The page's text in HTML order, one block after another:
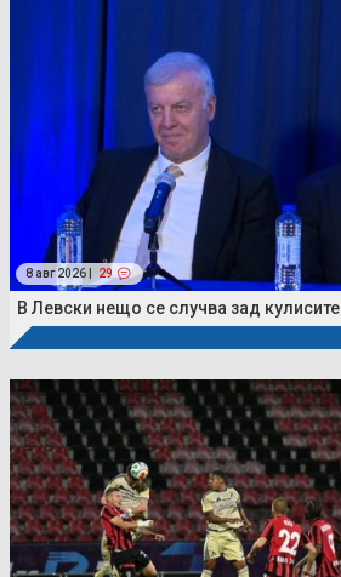
8 авг 2026 | 29
В Левски нещо се случва зад кулисите